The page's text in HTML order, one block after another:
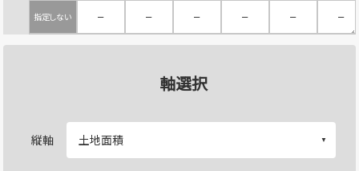
指定しない － － － － － －
軸選択
縦軸